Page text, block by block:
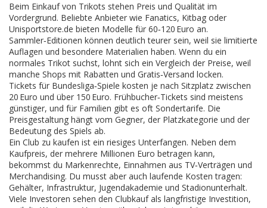
Beim Einkauf von Trikots stehen Preis und Qualität im
Vordergrund. Beliebte Anbieter wie Fanatics, Kitbag oder
Unisportstore.de bieten Modelle für 60‑120 Euro an.
Sammler‑Editionen können deutlich teurer sein, weil sie limitierte
Auflagen und besondere Materialien haben. Wenn du ein
normales Trikot suchst, lohnt sich ein Vergleich der Preise, weil
manche Shops mit Rabatten und Gratis‑Versand locken.
Tickets für Bundesliga‑Spiele kosten je nach Sitzplatz zwischen
20 Euro und über 150 Euro. Frühbucher‑Tickets sind meistens
günstiger, und für Familien gibt es oft Sondertarife. Die
Preisgestaltung hängt vom Gegner, der Platzkategorie und der
Bedeutung des Spiels ab.
Ein Club zu kaufen ist ein riesiges Unterfangen. Neben dem
Kaufpreis, der mehrere Millionen Euro betragen kann,
bekommst du Markenrechte, Einnahmen aus TV‑Verträgen und
Merchandising. Du musst aber auch laufende Kosten tragen:
Gehälter, Infrastruktur, Jugendakademie und Stadionunterhalt.
Viele Investoren sehen den Clubkauf als langfristige Investition,